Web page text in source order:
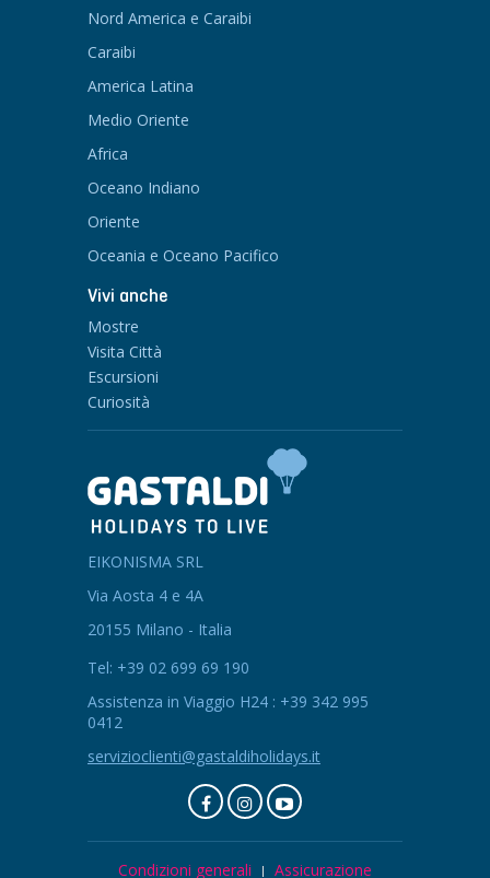
Nord America e Caraibi
Caraibi
America Latina
Medio Oriente
Africa
Oceano Indiano
Oriente
Oceania e Oceano Pacifico
Vivi anche
Mostre
Visita Città
Escursioni
Curiosità
EIKONISMA SRL
Via Aosta 4 e 4A
20155 Milano - Italia
Tel: +39 02 699 69 190
Assistenza in Viaggio H24 : +39 342 995
0412
servizioclienti@gastaldiholidays.it
Condizioni generali Assicurazione